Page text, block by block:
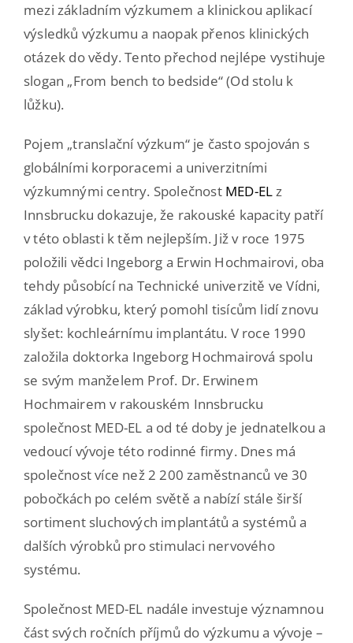
mezi základním výzkumem a klinickou aplikací
výsledků výzkumu a naopak přenos klinických
otázek do vědy. Tento přechod nejlépe vystihuje
slogan „From bench to bedside“ (Od stolu k
lůžku).
Pojem „translační výzkum“ je často spojován s
globálními korporacemi a univerzitními
výzkumnými centry. Společnost MED-ELz
Innsbrucku dokazuje, že rakouské kapacity patří
v této oblasti k těm nejlepším. Již v roce 1975
položili vědci Ingeborg a Erwin Hochmairovi, oba
tehdy působící na Technické univerzitě ve Vídni,
základ výrobku, který pomohl tisícům lidí znovu
slyšet: kochleárnímu implantátu. V roce 1990
založila doktorka Ingeborg Hochmairová spolu
se svým manželem Prof. Dr. Erwinem
Hochmairem v rakouském Innsbrucku
společnost MED-EL a od té doby je jednatelkou a
vedoucí vývoje této rodinné firmy. Dnes má
společnost více než 2 200 zaměstnanců ve 30
pobočkách po celém světě a nabízí stále širší
sortiment sluchových implantátů a systémů a
dalších výrobků pro stimulaci nervového
systému.
Společnost MED-EL nadále investuje významnou
část svých ročních příjmů do výzkumu a vývoje –